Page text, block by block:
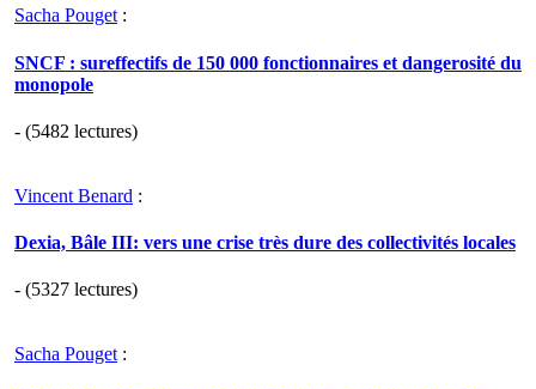
Sacha Pouget :
SNCF : sureffectifs de 150 000 fonctionnaires et dangerosité du
monopole
- (5482 lectures)
Vincent Benard :
Dexia, Bâle III: vers une crise très dure des collectivités locales
- (5327 lectures)
Sacha Pouget :